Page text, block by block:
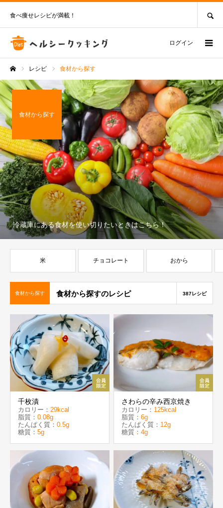
食べ痩せレシピが満載！
ログイン
レシピ 食材から探す
食材から探す
冷蔵庫にある食材を使い切りたいときはこちら！
米 チョコレート おから
食材から探す 食材から探すのレシピ 387レシピ
千枚漬
カロリー： 29kcal
脂質： 0.08g
たんぱく質： 0.5g
糖質： 5g
さわらの辛み西京焼き
カロリー： 125kcal
脂質： 6g
たんぱく質： 12g
糖質： 4g